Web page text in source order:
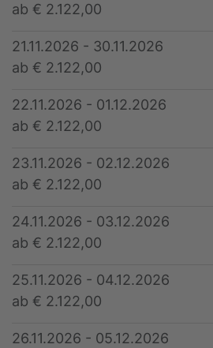
ab € 2.122,00
21.11.2026 - 30.11.2026
ab € 2.122,00
22.11.2026 - 01.12.2026
ab € 2.122,00
23.11.2026 - 02.12.2026
ab € 2.122,00
24.11.2026 - 03.12.2026
ab € 2.122,00
25.11.2026 - 04.12.2026
ab € 2.122,00
26.11.2026 - 05.12.2026